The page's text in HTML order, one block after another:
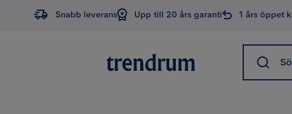
Snabb leverans Upp till 20 års garanti 1 års öppet